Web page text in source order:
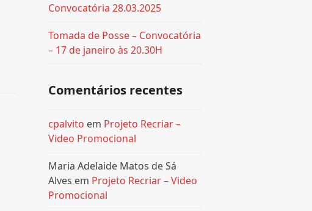
Convocatória 28.03.2025
Tomada de Posse – Convocatória
– 17 de janeiro às 20.30H
Comentários recentes
cpalvito em Projeto Recriar –
Video Promocional
Maria Adelaide Matos de Sá
Alves em Projeto Recriar – Video
Promocional